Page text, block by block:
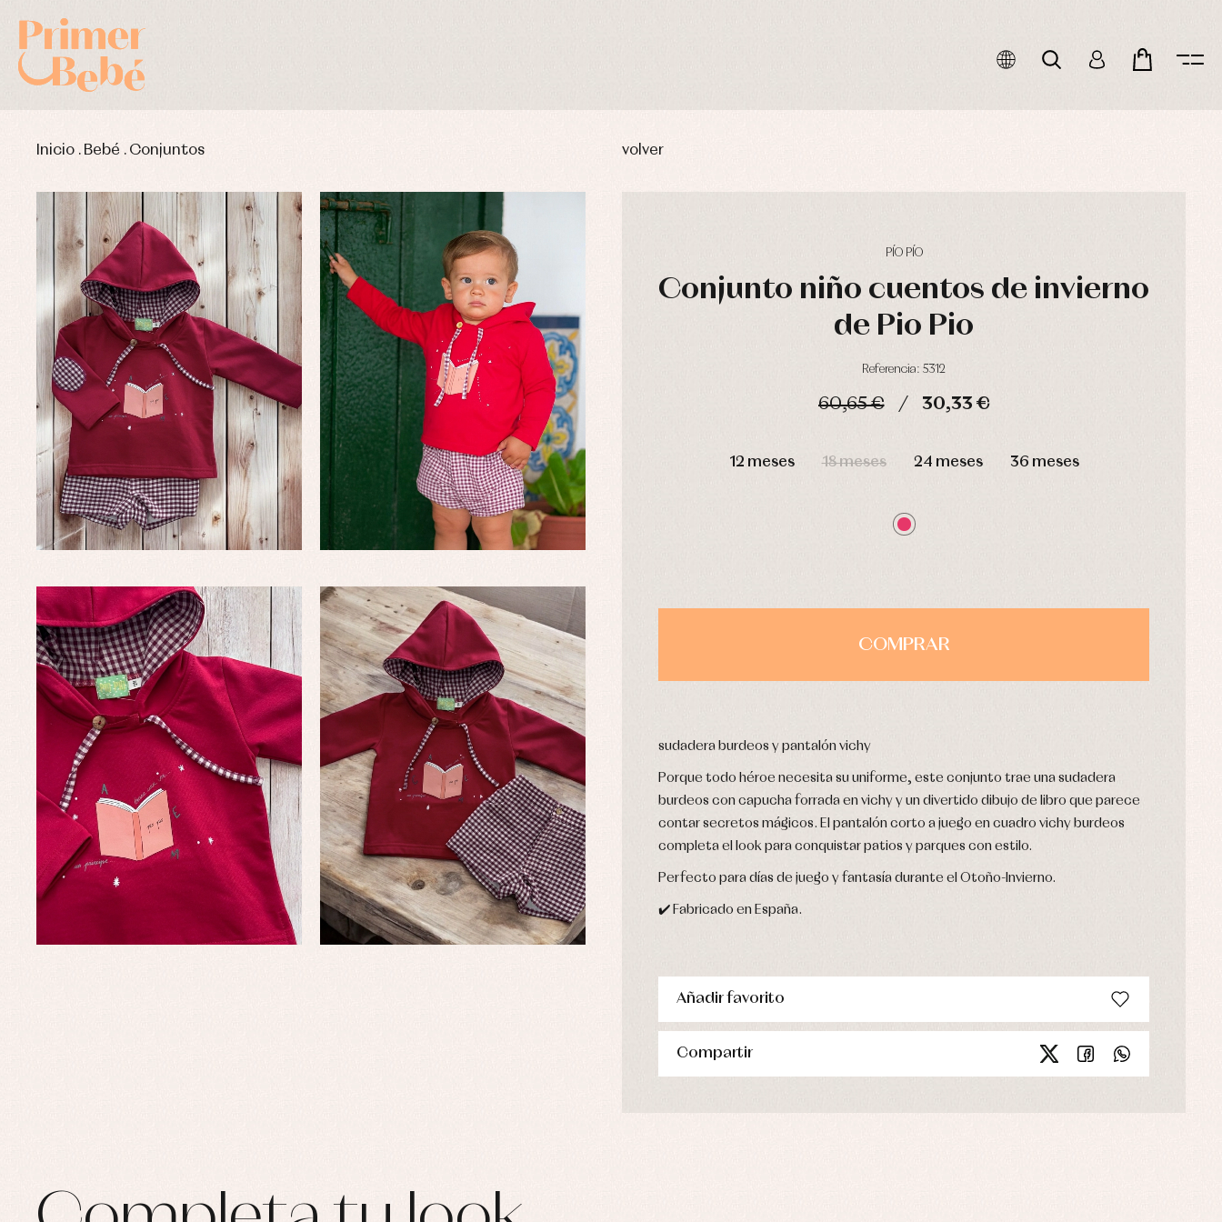
Inicio . Bebé . Conjuntos volver
PÍO PÍO
Conjunto niño cuentos de invierno
de Pio Pio
Referencia: 5312
60,65 € 30,33 €
12 meses 18 meses 24 meses 36 meses
COMPRAR
sudadera burdeos y pantalón vichy
Porque todo héroe necesita su uniforme, este conjunto trae una sudadera
burdeos con capucha forrada en vichy y un divertido dibujo de libro que parece
contar secretos mágicos. El pantalón corto a juego en cuadro vichy burdeos
completa el look para conquistar patios y parques con estilo.
Perfecto para días de juego y fantasía durante el Otoño-Invierno.
✔️ Fabricado en España.
Añadir favorito
Compartir
Complementos de bautizo
Conjuntos
Faldones de bautizo
Peleles y ranitas
Baberos
Blusas, camisas y jerseys
Conjuntos
Faldones de bebé
Peleles y ranitas
Ropa interior, bodys,
pijamas...
Blusas y camisas
Chaquetas y abrigos
Complementos
Conjuntos
Peleles y ranitas
Ropa interior
Accesorios
Arras y fiesta
Blusas y camisas
Chaquetas y jersey
Conjuntos
Ropa de abrigo
Ropa de baño
Ropa interior
Vestidos
Conjuntos
Pantalones
Peleles y ranitas
Ropa de abrigo
Ropa interior
Gorros y capotas
Puericultura